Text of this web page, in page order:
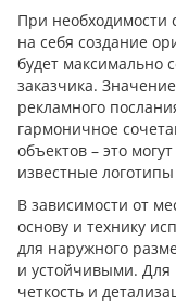
При необходимости
на себя создание
будет максимально
заказчика.
рекламного
гармоничное
объектов – это
известные
В зависимости от
основу и технику
для наружного
и устойчивыми. Для
четкость и